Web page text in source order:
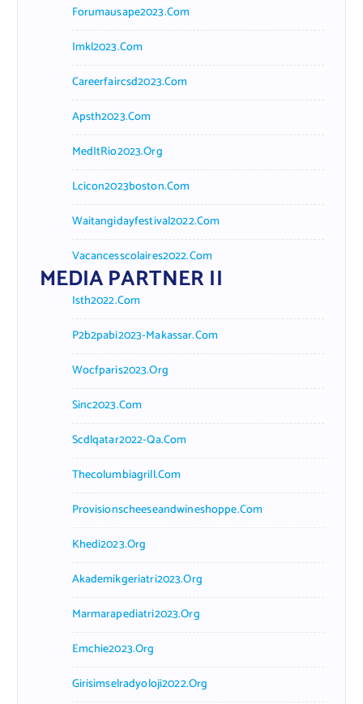
Forumausape2023.com
Imkl2023.com
Careerfaircsd2023.com
Apsth2023.com
MedItRio2023.org
Lcicon2023boston.com
Waitangidayfestival2022.com
Vacancesscolaires2022.com
MEDIA PARTNER II
Isth2022.com
P2b2pabi2023-Makassar.com
Wocfparis2023.org
Sinc2023.com
Scdlqatar2022-Qa.com
Thecolumbiagrill.com
Provisionscheeseandwineshoppe.com
Khedi2023.org
Akademikgeriatri2023.org
Marmarapediatri2023.org
Emchie2023.org
Girisimselradyoloji2022.org